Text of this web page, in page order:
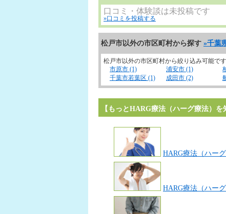
口コミ・体験談は未投稿です
»口コミを投稿する
松戸市以外の市区町村から探す »千葉
松戸市以外の市区町村から絞り込み可能です
市原市 (1)
浦安市 (1)
千葉市若葉区 (1)
成田市 (2)
【もっとHARG療法（ハーグ療法）を
HARG療法（ハー
HARG療法（ハー